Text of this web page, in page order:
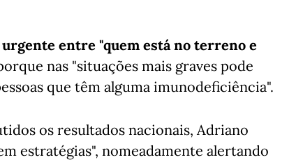
urgente entre "quem está no terreno e
nas "situações mais graves pode
que têm alguma imunodeficiência".
os resultados nacionais, Adriano
estratégias", nomeadamente alertando